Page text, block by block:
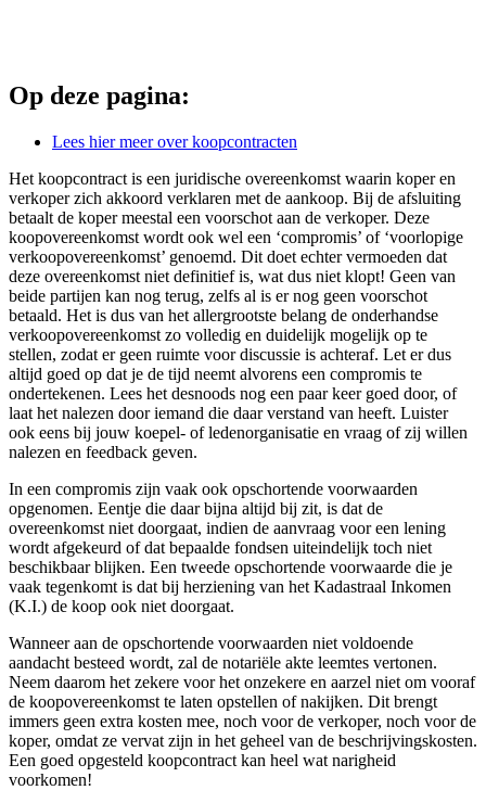
Op deze pagina:
Lees hier meer over koopcontracten
Het koopcontract is een juridische overeenkomst waarin koper en
verkoper zich akkoord verklaren met de aankoop. Bij de afsluiting
betaalt de koper meestal een voorschot aan de verkoper. Deze
koopovereenkomst wordt ook wel een ‘compromis’ of ‘voorlopige
verkoopovereenkomst’ genoemd. Dit doet echter vermoeden dat
deze overeenkomst niet definitief is, wat dus niet klopt! Geen van
beide partijen kan nog terug, zelfs al is er nog geen voorschot
betaald. Het is dus van het allergrootste belang de onderhandse
verkoopovereenkomst zo volledig en duidelijk mogelijk op te
stellen, zodat er geen ruimte voor discussie is achteraf. Let er dus
altijd goed op dat je de tijd neemt alvorens een compromis te
ondertekenen. Lees het desnoods nog een paar keer goed door, of
laat het nalezen door iemand die daar verstand van heeft. Luister
ook eens bij jouw koepel- of ledenorganisatie en vraag of zij willen
nalezen en feedback geven.
In een compromis zijn vaak ook opschortende voorwaarden
opgenomen. Eentje die daar bijna altijd bij zit, is dat de
overeenkomst niet doorgaat, indien de aanvraag voor een lening
wordt afgekeurd of dat bepaalde fondsen uiteindelijk toch niet
beschikbaar blijken. Een tweede opschortende voorwaarde die je
vaak tegenkomt is dat bij herziening van het Kadastraal Inkomen
(K.I.) de koop ook niet doorgaat.
Wanneer aan de opschortende voorwaarden niet voldoende
aandacht besteed wordt, zal de notariële akte leemtes vertonen.
Neem daarom het zekere voor het onzekere en aarzel niet om vooraf
de koopovereenkomst te laten opstellen of nakijken. Dit brengt
immers geen extra kosten mee, noch voor de verkoper, noch voor de
koper, omdat ze vervat zijn in het geheel van de beschrijvingskosten.
Een goed opgesteld koopcontract kan heel wat narigheid
voorkomen!